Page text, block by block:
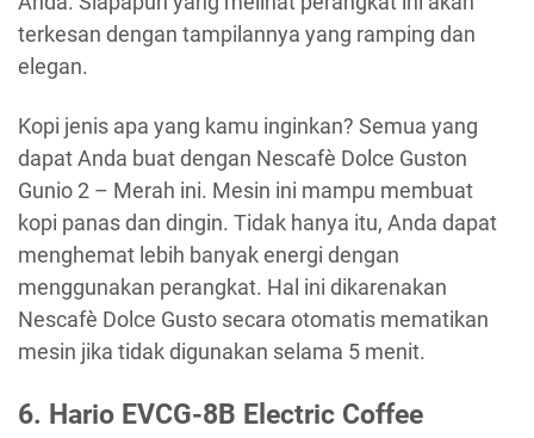
terkesan dengan tampilannya yang ramping dan
elegan.
Kopi jenis apa yang kamu inginkan? Semua yang
dapat Anda buat dengan Nescafè Dolce Guston
Gunio 2 – Merah ini. Mesin ini mampu membuat
kopi panas dan dingin. Tidak hanya itu, Anda dapat
menghemat lebih banyak energi dengan
menggunakan perangkat. Hal ini dikarenakan
Nescafè Dolce Gusto secara otomatis mematikan
mesin jika tidak digunakan selama 5 menit.
6. Hario EVCG-8B Electric Coffee